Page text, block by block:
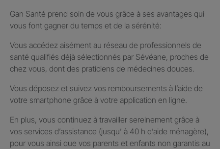
Gan Santé prend soin de vous grâce à ses avantages qui
vous font gagner du temps et de la sérénité:
Vous accédez aisément au réseau de professionnels de
santé qualifiés déjà sélectionnés par Sévéane, proches de
chez vous, dont des praticiens de médecines douces.
Vous déposez et suivez vos remboursements à l’aide de
votre smartphone grâce à votre application en ligne.
En plus, vous continuez à travailler sereinement grâce à
vos services d’assistance (jusqu’ à 40 h d’aide ménagère),
pour vous ainsi que vos parents et enfants non garantis au